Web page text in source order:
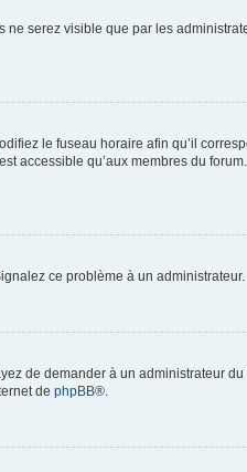
ne serez visible que par les
le fuseau horaire afin qu’il
accessible qu’aux membres du
ce problème à un administrateur.
de demander à un administrateur du
de phpBB®.